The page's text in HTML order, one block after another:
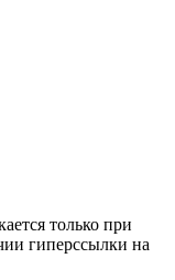
только при
гиперссылки на